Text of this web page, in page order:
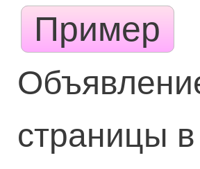
Пример
страницы в